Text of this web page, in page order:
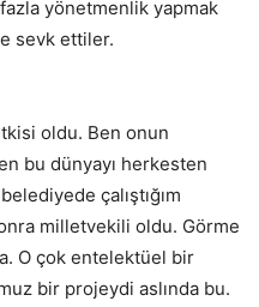
yönetmenlik yapmak
sevk ettiler.
oldu. Ben onun
bu dünyayı herkesten
çalıştığım
milletvekili oldu. Görme
O çok entelektüel bir
bir projeydi aslında bu.